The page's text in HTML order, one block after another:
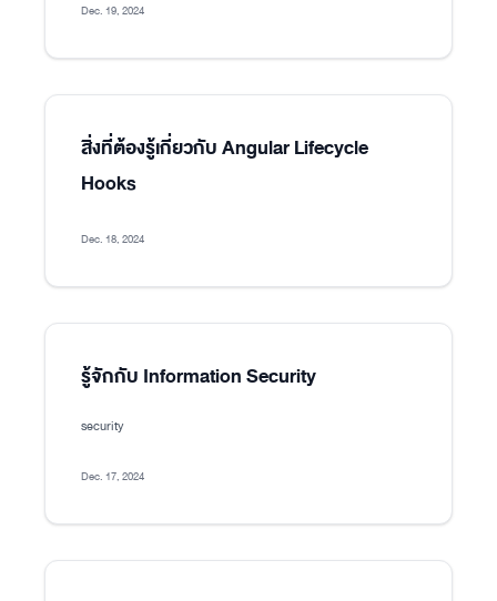
Dec. 19, 2024
สิ่งที่ต้องรู้เกี่ยวกับ Angular Lifecycle
Hooks
Dec. 18, 2024
รู้จักกับ Information Security
security
Dec. 17, 2024